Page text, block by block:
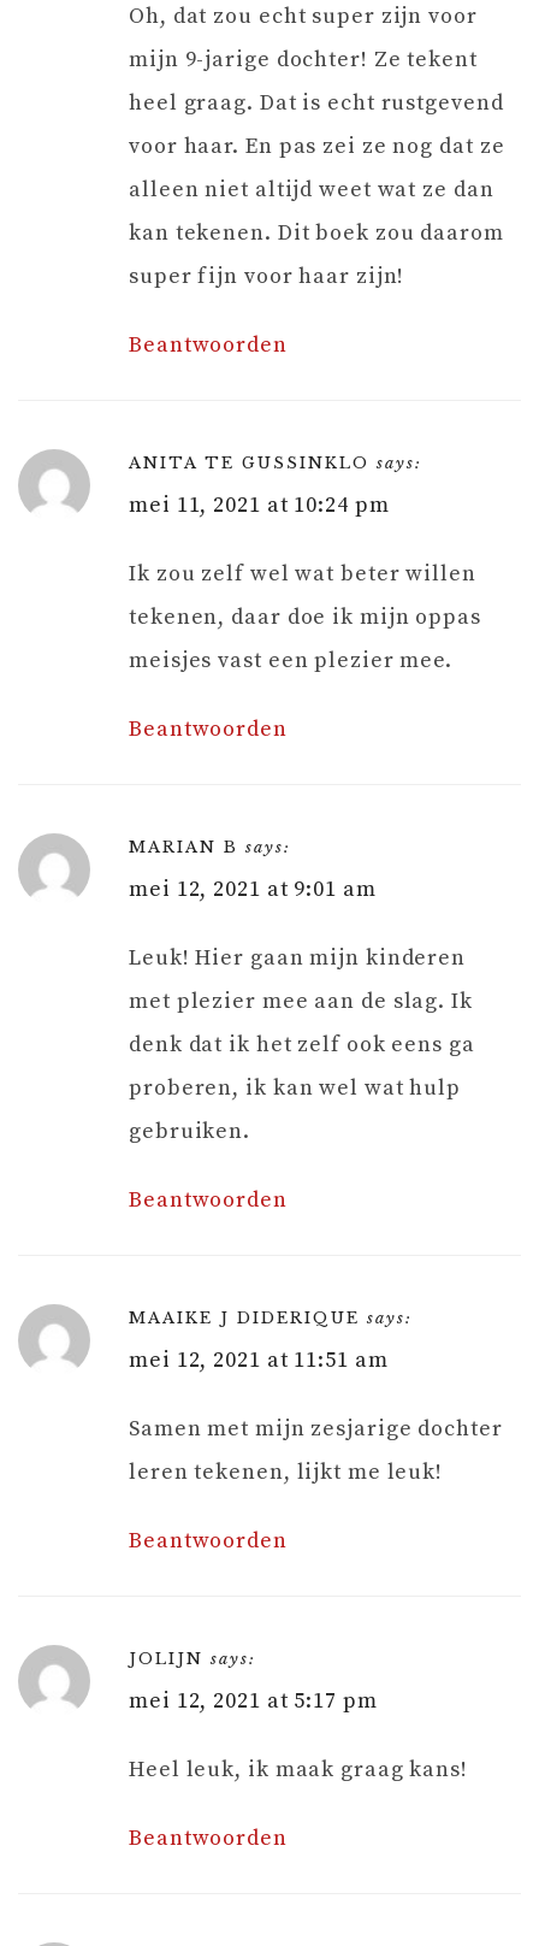
Oh, dat zou echt super zijn voor
mijn 9-jarige dochter! Ze tekent
heel graag. Dat is echt rustgevend
voor haar. En pas zei ze nog dat ze
alleen niet altijd weet wat ze dan
kan tekenen. Dit boek zou daarom
super fijn voor haar zijn!
Beantwoorden
ANITA TE GUSSINKLO says:
mei 11, 2021 at 10:24 pm
Ik zou zelf wel wat beter willen
tekenen, daar doe ik mijn oppas
meisjes vast een plezier mee.
Beantwoorden
MARIAN B says:
mei 12, 2021 at 9:01 am
Leuk! Hier gaan mijn kinderen
met plezier mee aan de slag. Ik
denk dat ik het zelf ook eens ga
proberen, ik kan wel wat hulp
gebruiken.
Beantwoorden
MAAIKE J DIDERIQUE says:
mei 12, 2021 at 11:51 am
Samen met mijn zesjarige dochter
leren tekenen, lijkt me leuk!
Beantwoorden
JOLIJN says:
mei 12, 2021 at 5:17 pm
Heel leuk, ik maak graag kans!
Beantwoorden